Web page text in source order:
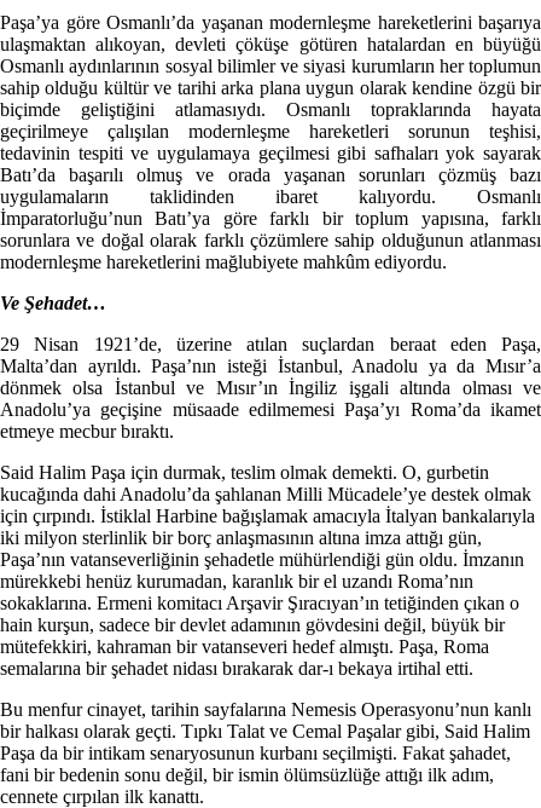
Paşa’ya göre Osmanlı’da yaşanan modernleşme hareketlerini başarıya
ulaşmaktan alıkoyan, devleti çöküşe götüren hatalardan en büyüğü
Osmanlı aydınlarının sosyal bilimler ve siyasi kurumların her toplumun
sahip olduğu kültür ve tarihi arka plana uygun olarak kendine özgü bir
biçimde geliştiğini atlamasıydı. Osmanlı topraklarında hayata
geçirilmeye çalışılan modernleşme hareketleri sorunun teşhisi,
tedavinin tespiti ve uygulamaya geçilmesi gibi safhaları yok sayarak
Batı’da başarılı olmuş ve orada yaşanan sorunları çözmüş bazı
uygulamaların taklidinden ibaret kalıyordu. Osmanlı
İmparatorluğu’nun Batı’ya göre farklı bir toplum yapısına, farklı
sorunlara ve doğal olarak farklı çözümlere sahip olduğunun atlanması
modernleşme hareketlerini mağlubiyete mahkûm ediyordu.
Ve Şehadet…
29 Nisan 1921’de, üzerine atılan suçlardan beraat eden Paşa,
Malta’dan ayrıldı. Paşa’nın isteği İstanbul, Anadolu ya da Mısır’a
dönmek olsa İstanbul ve Mısır’ın İngiliz işgali altında olması ve
Anadolu’ya geçişine müsaade edilmemesi Paşa’yı Roma’da ikamet
etmeye mecbur bıraktı.
Said Halim Paşa için durmak, teslim olmak demekti. O, gurbetin
kucağında dahi Anadolu’da şahlanan Milli Mücadele’ye destek olmak
için çırpındı. İstiklal Harbine bağışlamak amacıyla İtalyan bankalarıyla
iki milyon sterlinlik bir borç anlaşmasının altına imza attığı gün,
Paşa’nın vatanseverliğinin şehadetle mühürlendiği gün oldu. İmzanın
mürekkebi henüz kurumadan, karanlık bir el uzandı Roma’nın
sokaklarına. Ermeni komitacı Arşavir Şıracıyan’ın tetiğinden çıkan o
hain kurşun, sadece bir devlet adamının gövdesini değil, büyük bir
mütefekkiri, kahraman bir vatanseveri hedef almıştı. Paşa, Roma
semalarına bir şehadet nidası bırakarak dar-ı bekaya irtihal etti.
Bu menfur cinayet, tarihin sayfalarına Nemesis Operasyonu’nun kanlı
bir halkası olarak geçti. Tıpkı Talat ve Cemal Paşalar gibi, Said Halim
Paşa da bir intikam senaryosunun kurbanı seçilmişti. Fakat şahadet,
fani bir bedenin sonu değil, bir ismin ölümsüzlüğe attığı ilk adım,
cennete çırpılan ilk kanattı.